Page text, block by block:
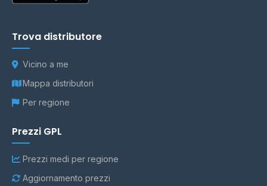
Trova distributore
Vicino a me
Mappa distributori
Per regione
Prezzi GPL
Prezzi medi per regione
Aggiornamento prezzi